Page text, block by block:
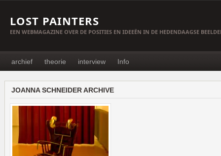
LOST PAINTERS
EEN WEBMAGAZINE OVER DE POSITIES EN IDEEËN IN DE HEDENDAAGSE
archief theorie interview Info
JOANNA SCHNEIDER ARCHIVE